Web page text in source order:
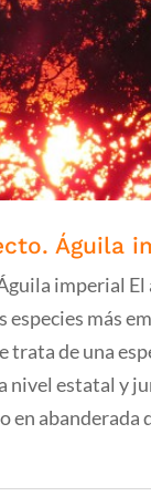
Águila
imperial El
especies más
trata de una
nivel estatal y
en abanderada